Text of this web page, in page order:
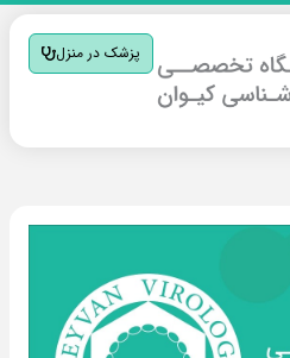
پزشک در منزل